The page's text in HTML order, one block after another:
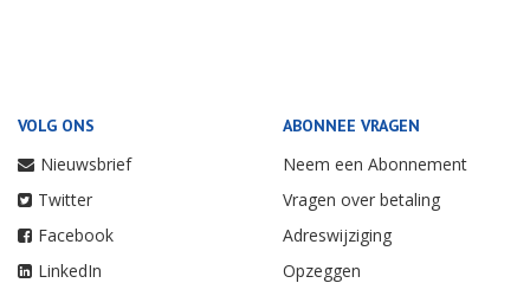
VOLG ONS
Nieuwsbrief
Twitter
Facebook
LinkedIn
ABONNEE VRAGEN
Neem een Abonnement
Vragen over betaling
Adreswijziging
Opzeggen